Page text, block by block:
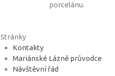
porcelánu.
Stránky
Kontakty
Mariánské Lázně průvodce
Návštěvní řád